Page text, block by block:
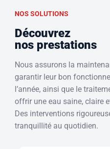
NOS SOLUTIONS
Découvrez
nos prestations
Nous assurons la
garantir leur bon
l’année, ainsi que le
offrir une eau saine, claire
Des interventions
tranquillité au quotidien.